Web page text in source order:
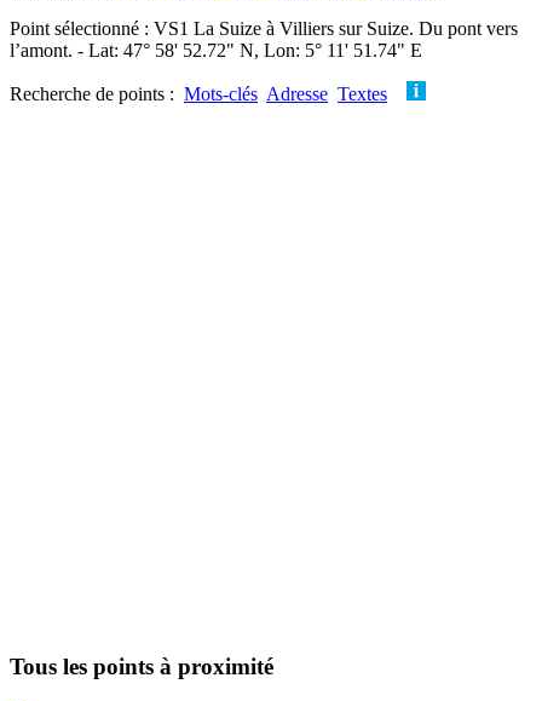
Point sélectionné : VS1 La Suize à Villiers sur Suize. Du pont vers
l’amont. - Lat: 47° 58' 52.72" N, Lon: 5° 11' 51.74" E
Recherche de points : Mots-clés Adresse Textes
Tous les points à proximité